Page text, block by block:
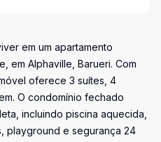
em um apartamento
em Alphaville, Barueri. Com
oferece 3 suítes, 4
O condomínio fechado
incluindo piscina aquecida,
playground e segurança 24